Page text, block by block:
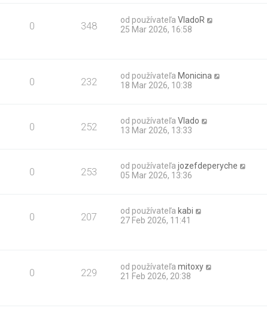
0 348 od používateľaVladoR
25 Mar 2026, 16:58
0 232 od používateľa Monicina
18 Mar 2026, 10:38
0 252 od používateľaVlado
13 Mar 2026, 13:33
0 253 od používateľajozefdeperyche
05 Mar 2026, 13:36
0 207 od používateľa kabi
27 Feb 2026, 11:41
0 229 od používateľamitoxy
21 Feb 2026, 20:38